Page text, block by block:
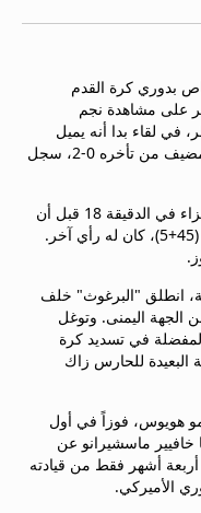
بدوري كرة القدم
على مشاهدة نجم
بكأس العالم 2022 في قطر، في لقاء بدا أنه يميل
لمصلحة كولورادو بعد عودة قوية للفريق المضيف من تأخره 0-2، سجل
لكن ميسي الذي افتتح التسجيل من ركلة جزاء في الدقيقة 18 قبل أن
يضيف المكسيكي جيرمان بيرتيرامي الثاني (45+5)، كان له رأي آخر.
انطلق "البرغوث" خلف
الجهة اليمنى. وتوغل
في تسديد كرة
البعيدة للحارس زاك
هويوس، فوزاً في أول
خافيير ماسشيرانو عن
أربعة أشهر فقط من قيادته
الأميركي.